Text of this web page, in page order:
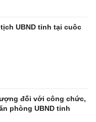
UBND tỉnh tại cuôc
đối với công chức,
phòng UBND tỉnh